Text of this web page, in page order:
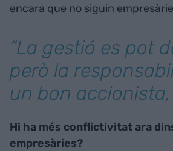
encara que no siguin
“La gestió es pot
però la
un bon accionista,
Hi ha més conflictivitat ara
empresàries?